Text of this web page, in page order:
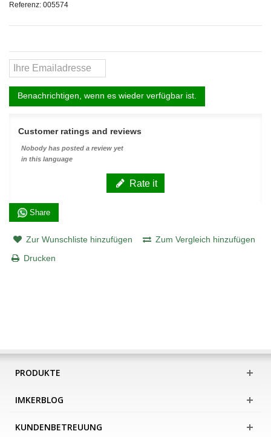
Referenz: 005574
Benachrichtigen, wenn es wieder verfügbar ist.
Customer ratings and reviews
Nobody has posted a review yet
in this language
Rate it
Share
Zur Wunschliste hinzufügen
Zum Vergleich hinzufügen
Drucken
PRODUKTE
IMKERBLOG
KUNDENBETREUUNG